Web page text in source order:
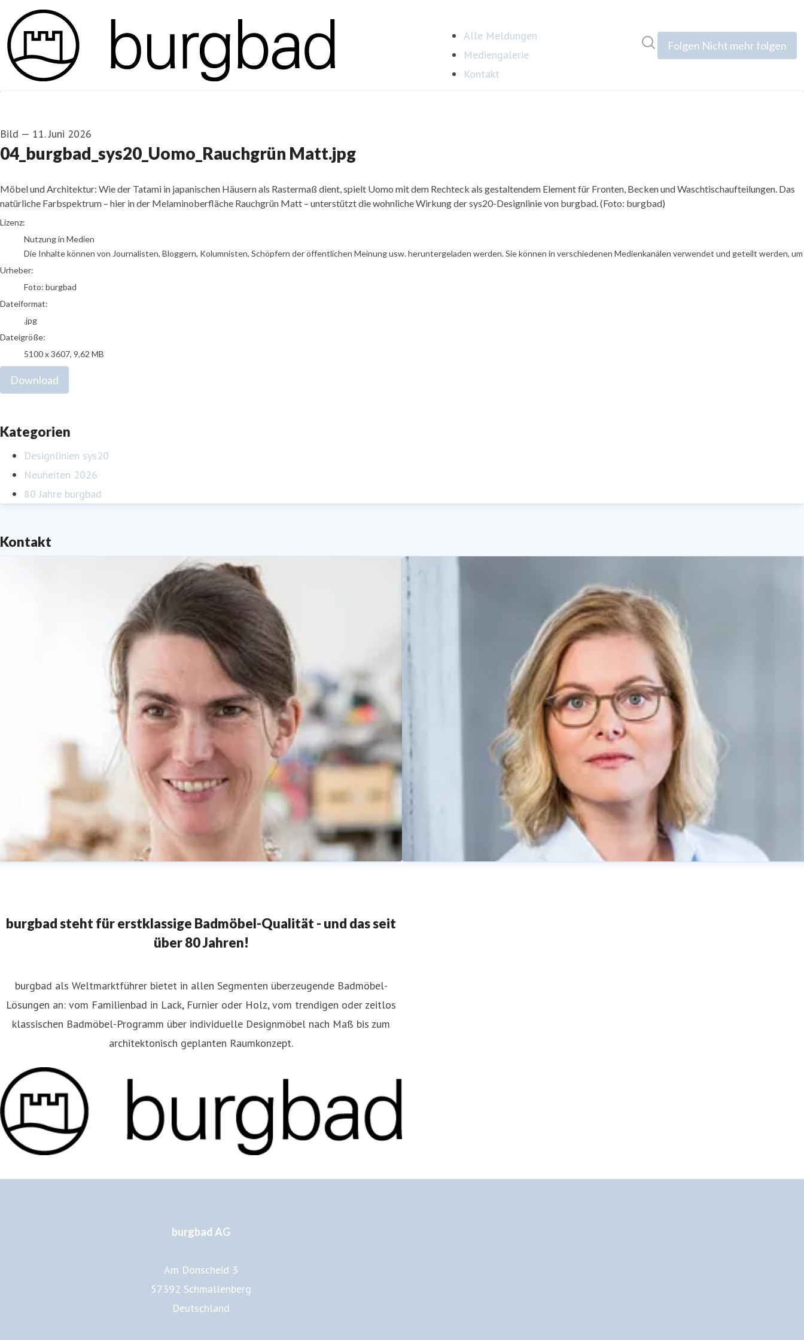
Alle Meldungen
Mediengalerie
Kontakt
Folgen Nicht mehr folgen
Bild — 11. Juni 2026
04_burgbad_sys20_Uomo_Rauchgrün Matt.jpg
Möbel und Architektur: Wie der Tatami in japanischen Häusern als Rastermaß dient, spielt Uomo mit dem Rechteck als gestaltendem Element für Fronten, Becken und Waschtischaufteilungen. Das
natürliche Farbspektrum – hier in der Melaminoberfläche Rauchgrün Matt – unterstützt die wohnliche Wirkung der sys20-Designlinie von burgbad. (Foto: burgbad)
Foto: burgbad
Lizenz:
Nutzung in Medien
Die Inhalte können von Journalisten, Bloggern, Kolumnisten, Schöpfern der öffentlichen Meinung usw. heruntergeladen werden. Sie können in verschiedenen Medienkanälen verwendet und geteilt
Urheber:
Foto: burgbad
Dateiformat:
.jpg
Dateigröße:
5100 x 3607, 9,62 MB
Download
Kategorien
Designlinien sys20
Neuheiten 2026
80 Jahre burgbad
Kontakt
Content Editor FAR.consulting wanninger@far-consulting.de +49 221 620
burgbad steht für erstklassige Badmöbel-Qualität - und das seit
über 80 Jahren!
burgbad als Weltmarktführer bietet in allen Segmenten überzeugende Badmöbel-
Lösungen an: vom Familienbad in Lack, Furnier oder Holz, vom trendigen oder zeitlos
klassischen Badmöbel-Programm über individuelle Designmöbel nach Maß bis zum
architektonisch geplanten Raumkonzept.
burgbad AG
Am Donscheid 3
57392 Schmallenberg
Deutschland